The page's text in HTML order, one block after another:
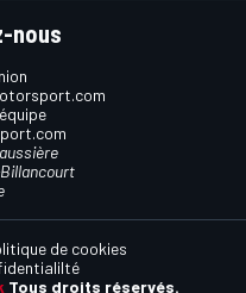
nous
Tous droits réservés.
de cookies